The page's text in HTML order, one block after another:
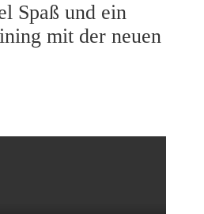
Spaß und ein
mit der neuen